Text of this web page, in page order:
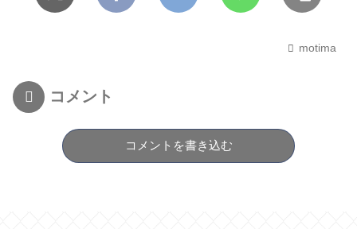
motima
コメント
コメントを書き込む